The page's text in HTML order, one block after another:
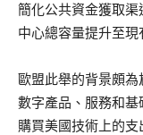
簡化公共資金獲取
中心總容量提升至現
歐盟此舉的背景頗
數字產品、服務和
購買美國技術上的